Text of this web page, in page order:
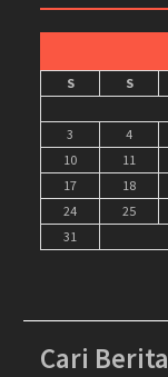
S S
3
4
10
11
17
18
24
25
31
Cari Berita